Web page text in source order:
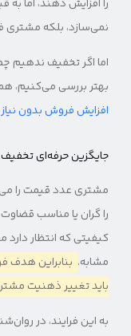
را افزایش دهند، اما به
نمی‌سازد، بلکه
اما اگر تخفیف ندهیم
بهتر بررسی می‌کنیم،
افزایش فروش بدون نیاز
جایگزین حرفه‌ای
مشتری عدد قیمت را
را گران یا مناسب
کیفیتی که انتظار دارد
مشابه. بنابراین هدف
باید تغییر ذهنیت
به این فرایند، در